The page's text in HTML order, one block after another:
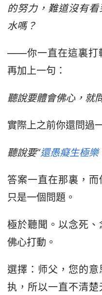
的努力，難道沒有
水嗎？
——你一直在這裏打
再加上一句：
聽說要體會佛心，就
實際上之前你還問過
聽說要“還愚癡生極樂
答案一直在那裏，
只是一個問題。
極於聽聞。以念死
佛心打動。
選擇：师父，您的
执，所以一直不清